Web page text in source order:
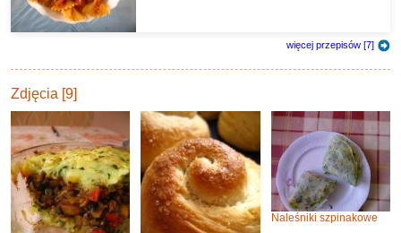
więcej przepisów [7]
Zdjęcia [9]
Naleśniki szpinakowe